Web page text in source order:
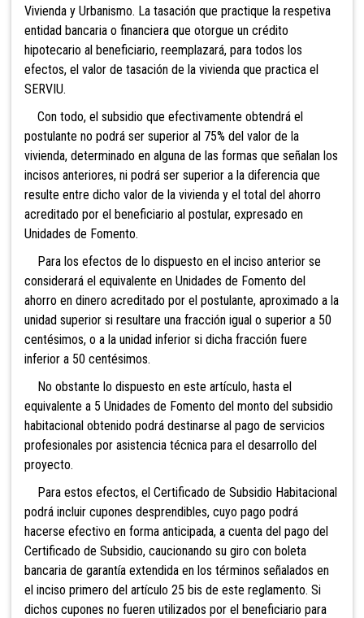
Vivienda y Urbanismo. La tasación que practique la respetiva
entidad bancaria o financiera que otorgue un crédito
hipotecario al beneficiario, reemplazará, para todos los
efectos, el valor de tasación de la vivienda que practica el
SERVIU.
Con todo, el subsidio que efectivamente obtendrá el
postulante no podrá ser superior al 75% del valor de la
vivienda, determinado en alguna de las formas que señalan los
incisos anteriores, ni podrá ser superior a la diferencia que
resulte entre dicho valor de la vivienda y el total del ahorro
acreditado por el beneficiario al postular, expresado en
Unidades de Fomento.
Para los efectos de lo dispuesto en el inciso anterior se
considerará el equivalente en Unidades de Fomento del
ahorro en dinero acreditado por el postulante, aproximado a la
unidad superior si resultare una fracción igual o superior a 50
centésimos, o a la unidad inferior si dicha fracción fuere
inferior a 50 centésimos.
No obstante lo dispuesto en este artículo, hasta el
equivalente a 5 Unidades de Fomento del monto del subsidio
habitacional obtenido podrá destinarse al pago de servicios
profesionales por asistencia técnica para el desarrollo del
proyecto.
Para estos efectos, el Certificado de Subsidio Habitacional
podrá incluir cupones desprendibles, cuyo pago podrá
hacerse efectivo en forma anticipada, a cuenta del pago del
Certificado de Subsidio, caucionando su giro con boleta
bancaria de garantía extendida en los términos señalados en
el inciso primero del artículo 25 bis de este reglamento. Si
dichos cupones no fueren utilizados por el beneficiario para